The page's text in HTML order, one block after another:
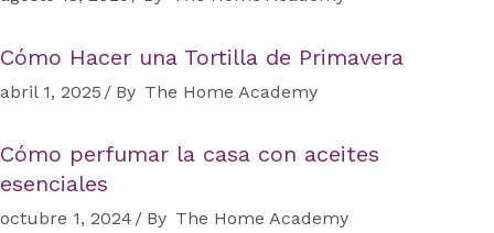
Cómo Hacer una Tortilla de Primavera
abril 1, 2025 By The Home Academy
Cómo perfumar la casa con aceites
esenciales
octubre 1, 2024 By The Home Academy